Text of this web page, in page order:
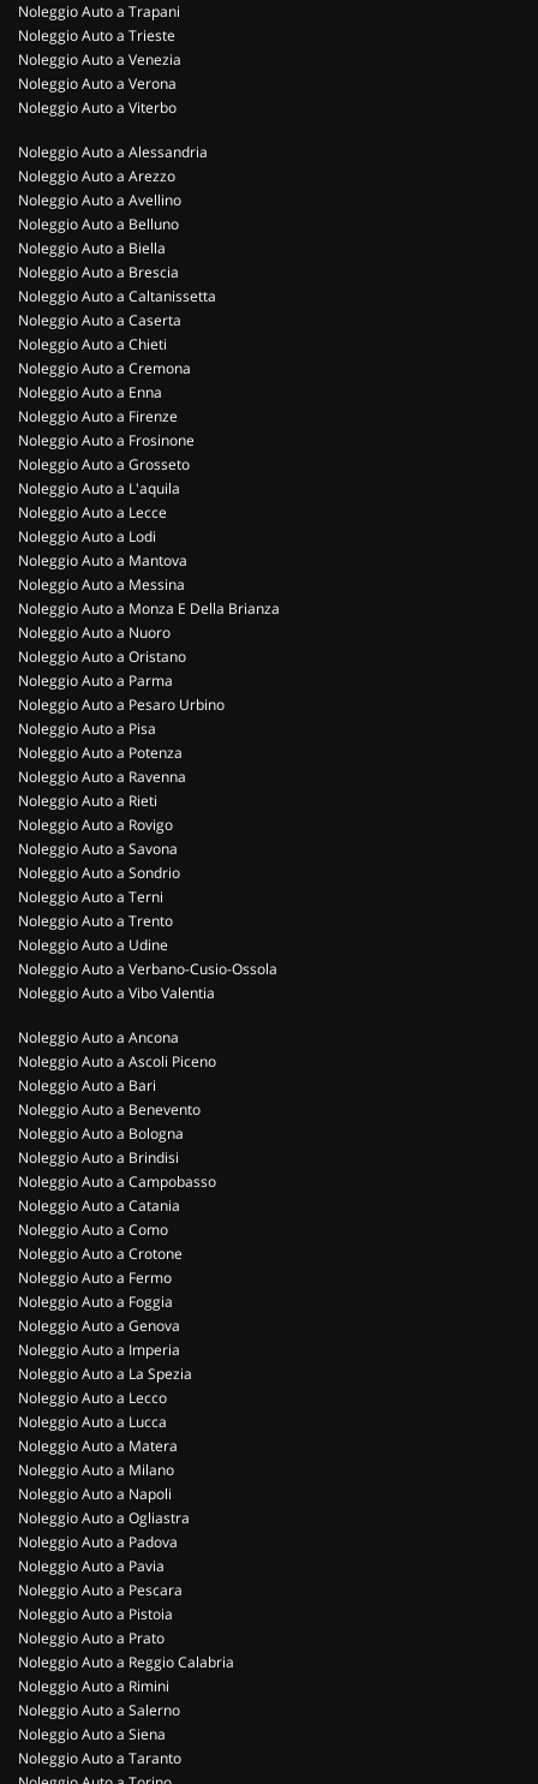
Noleggio Auto a Trapani
Noleggio Auto a Trieste
Noleggio Auto a Venezia
Noleggio Auto a Verona
Noleggio Auto a Viterbo
Noleggio Auto a Alessandria
Noleggio Auto a Arezzo
Noleggio Auto a Avellino
Noleggio Auto a Belluno
Noleggio Auto a Biella
Noleggio Auto a Brescia
Noleggio Auto a Caltanissetta
Noleggio Auto a Caserta
Noleggio Auto a Chieti
Noleggio Auto a Cremona
Noleggio Auto a Enna
Noleggio Auto a Firenze
Noleggio Auto a Frosinone
Noleggio Auto a Grosseto
Noleggio Auto a L'aquila
Noleggio Auto a Lecce
Noleggio Auto a Lodi
Noleggio Auto a Mantova
Noleggio Auto a Messina
Noleggio Auto a Monza E Della Brianza
Noleggio Auto a Nuoro
Noleggio Auto a Oristano
Noleggio Auto a Parma
Noleggio Auto a Pesaro Urbino
Noleggio Auto a Pisa
Noleggio Auto a Potenza
Noleggio Auto a Ravenna
Noleggio Auto a Rieti
Noleggio Auto a Rovigo
Noleggio Auto a Savona
Noleggio Auto a Sondrio
Noleggio Auto a Terni
Noleggio Auto a Trento
Noleggio Auto a Udine
Noleggio Auto a Verbano-Cusio-Ossola
Noleggio Auto a Vibo Valentia
Noleggio Auto a Ancona
Noleggio Auto a Ascoli Piceno
Noleggio Auto a Bari
Noleggio Auto a Benevento
Noleggio Auto a Bologna
Noleggio Auto a Brindisi
Noleggio Auto a Campobasso
Noleggio Auto a Catania
Noleggio Auto a Como
Noleggio Auto a Crotone
Noleggio Auto a Fermo
Noleggio Auto a Foggia
Noleggio Auto a Genova
Noleggio Auto a Imperia
Noleggio Auto a La Spezia
Noleggio Auto a Lecco
Noleggio Auto a Lucca
Noleggio Auto a Matera
Noleggio Auto a Milano
Noleggio Auto a Napoli
Noleggio Auto a Ogliastra
Noleggio Auto a Padova
Noleggio Auto a Pavia
Noleggio Auto a Pescara
Noleggio Auto a Pistoia
Noleggio Auto a Prato
Noleggio Auto a Reggio Calabria
Noleggio Auto a Rimini
Noleggio Auto a Salerno
Noleggio Auto a Siena
Noleggio Auto a Taranto